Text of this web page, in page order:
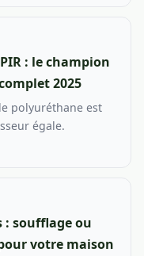
: le champion
2025
polyuréthane est
égale.
: soufflage ou
votre maison